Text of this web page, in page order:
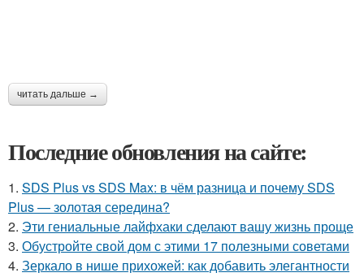
читать дальше →
Последние обновления на сайте:
1. SDS Plus vs SDS Max: в чём разница и почему SDS
Plus — золотая середина?
2. Эти гениальные лайфхаки сделают вашу жизнь проще
3. Обустройте свой дом с этими 17 полезными советами
4. Зеркало в нише прихожей: как добавить элегантности